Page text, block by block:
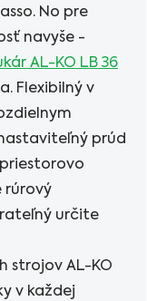
No pre
navyše -
AL-KO LB 36
Flexibilný v
prúd
rúrový
určite
strojov AL-KO
v každej